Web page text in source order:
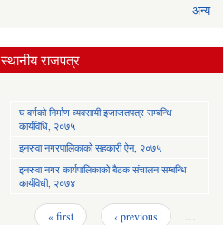
अन्य
स्थानीय राजपत्र
घ वर्गको निर्माण व्यवसायी इजाजतपत्र सम्बन्धि
कार्यविधि, २०७५
इनरुवा नगरपालिकाको सहकारी ऐन, २०७५
इनरुवा नगर कार्यपालिकाको बैठक संचालन सम्बन्धि
कार्यविधी, २०७४
Pages « first ‹ previous
…